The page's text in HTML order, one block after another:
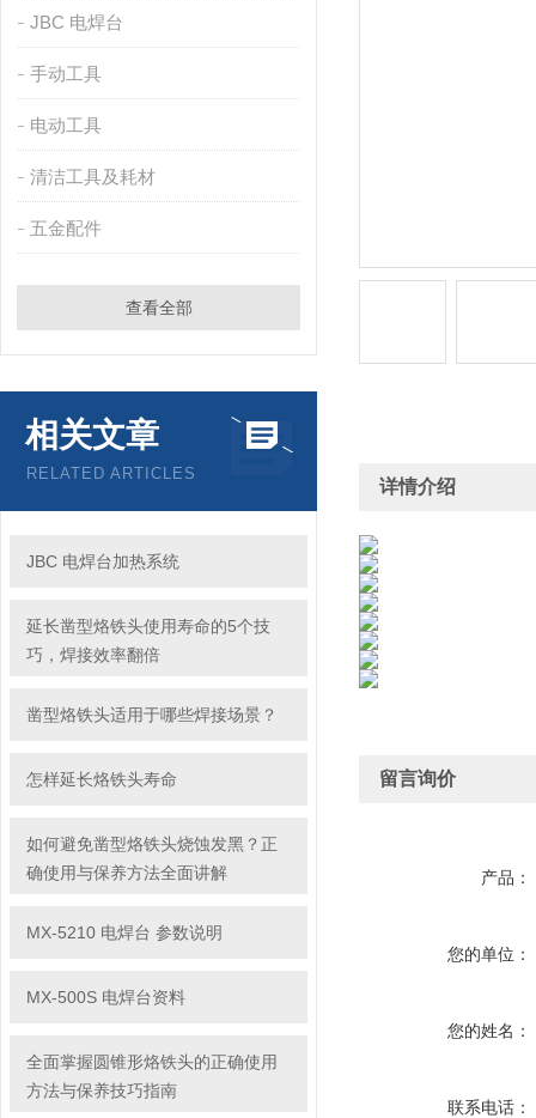
JBC 电焊台
手动工具
电动工具
清洁工具及耗材
五金配件
查看全部
相关文章
RELATED ARTICLES
JBC 电焊台加热系统
延长凿型烙铁头使用寿命的5个技
巧，焊接效率翻倍
凿型烙铁头适用于哪些焊接场景？
怎样延长烙铁头寿命
如何避免凿型烙铁头烧蚀发黑？正
确使用与保养方法全面讲解
MX-5210 电焊台 参数说明
MX-500S 电焊台资料
全面掌握圆锥形烙铁头的正确使用
方法与保养技巧指南
详情介绍
留言询价
产品：
您的单位：
您的姓名：
联系电话：